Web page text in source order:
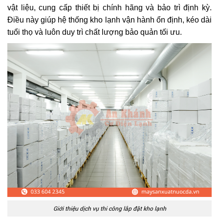
vật liệu, cung cấp thiết bị chính hãng và bảo trì định kỳ.
Điều này giúp hệ thống kho lạnh vận hành ổn định, kéo dài
tuổi thọ và luôn duy trì chất lượng bảo quản tối ưu.
Giới thiệu dịch vụ thi công lắp đặt kho lạnh